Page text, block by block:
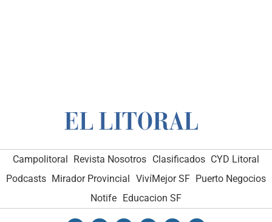
Campolitoral Revista Nosotros Clasificados CYD Litoral
Podcasts Mirador Provincial VivíMejor SF Puerto Negocios
Notife Educacion SF